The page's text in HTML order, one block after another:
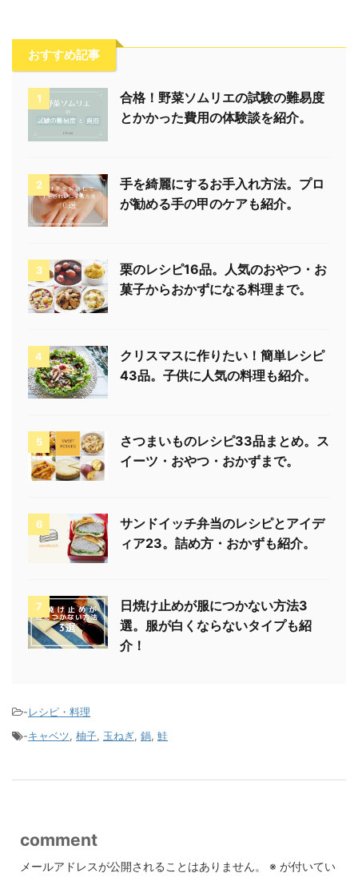
おすすめ記事
1
合格！野菜ソムリエの試験の難易度
とかかった費用の体験談を紹介。
2
手を綺麗にするお手入れ方法。プロ
が勧める手の甲のケアも紹介。
3
栗のレシピ16品。人気のおやつ・お
菓子からおかずになる料理まで。
4
クリスマスに作りたい！簡単レシピ
43品。子供に人気の料理も紹介。
5
さつまいものレシピ33品まとめ。ス
イーツ・おやつ・おかずまで。
6
サンドイッチ弁当のレシピとアイデ
ィア23。詰め方・おかずも紹介。
7
日焼け止めが服につかない方法3
選。服が白くならないタイプも紹
介！
-レシピ・料理
-キャベツ, 柚子, 玉ねぎ, 鍋, 鮭
comment
メールアドレスが公開されることはありません。 ※ が付いてい